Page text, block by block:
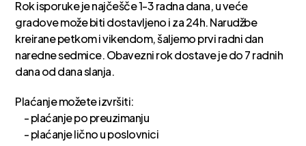
Rok isporuke je najčešče 1-3 radna dana, u veće
gradove može biti dostavljeno i za 24h. Narudžbe
kreirane petkom i vikendom, šaljemo prvi radni dan
naredne sedmice. Obavezni rok dostave je do 7 radnih
dana od dana slanja.
Plaćanje možete izvršiti:
- plaćanje po preuzimanju
- plaćanje lično u poslovnici